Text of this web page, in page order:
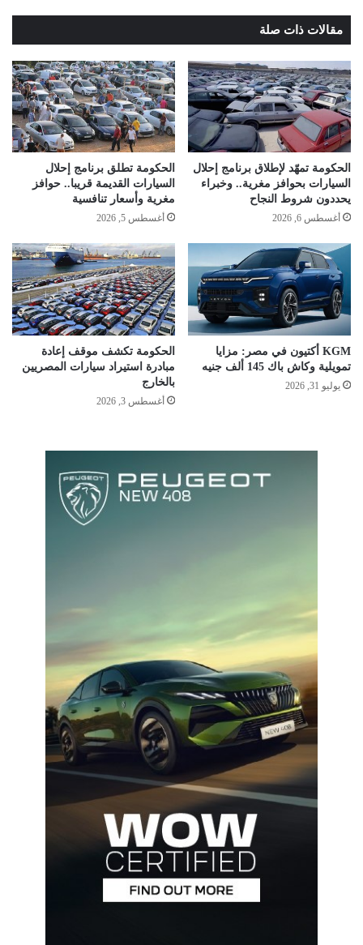
مقالات ذات صلة
الحكومة تمهّد لإطلاق برنامج إحلال
السيارات بحوافز مغرية.. وخبراء
يحددون شروط النجاح
أغسطس 6, 2026
الحكومة تطلق برنامج إحلال
السيارات القديمة قريبا.. حوافز
مغرية وأسعار تنافسية
أغسطس 5, 2026
KGM أكتيون في مصر: مزايا
تمويلية وكاش باك 145 ألف جنيه
يوليو 31, 2026
الحكومة تكشف موقف إعادة
مبادرة استيراد سيارات المصريين
بالخارج
أغسطس 3, 2026